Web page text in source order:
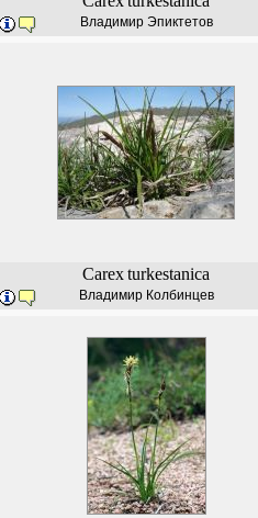
Владимир Эпиктетов
Carexturkestanica
Владимир Колбинцев